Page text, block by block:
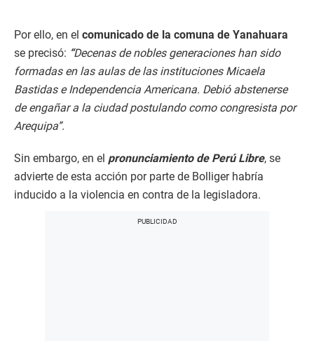
Por ello, en el comunicado de la comuna de Yanahuara
se precisó: “Decenas de nobles generaciones han sido
formadas en las aulas de las instituciones Micaela
Bastidas e Independencia Americana. Debió abstenerse
de engañar a la ciudad postulando como congresista por
Arequipa”.
Sin embargo, en el pronunciamiento de Perú Libre, se
advierte de esta acción por parte de Bolliger habría
inducido a la violencia en contra de la legisladora.